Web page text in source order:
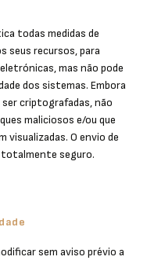
todas medidas de
seus recursos, para
mas não pode
dos sistemas. Embora
criptografadas, não
maliciosos e/ou que
visualizadas. O envio de
totalmente seguro.
sem aviso prévio a